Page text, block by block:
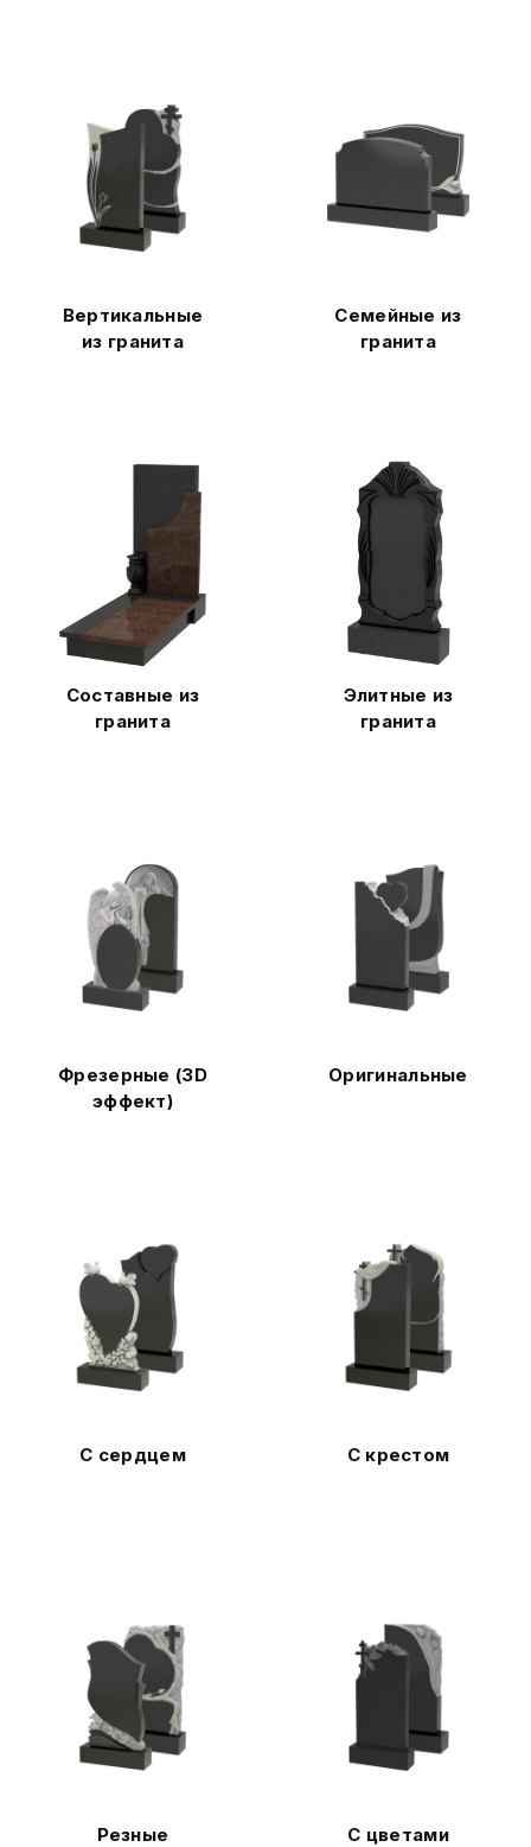
Вертикальные
из гранита
Семейные из
гранита
Составные из
гранита
Элитные из
гранита
Фрезерные (3D
эффект)
Оригинальные
С сердцем С крестом
Резные С цветами